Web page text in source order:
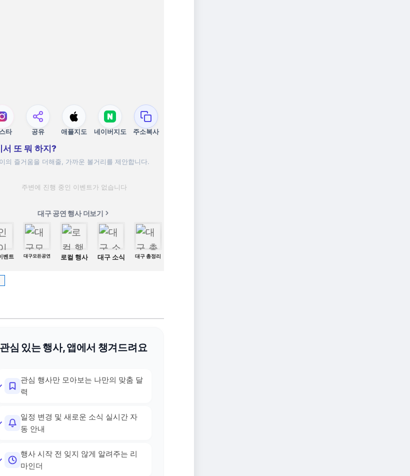
타 공유 애플지도 네이버지도 주소복사
서 또 뭐 하지?
의 즐거움을 더해줄, 가까운 볼거리를 제안합니다.
주변에 진행 중인 이벤트가 없습니다
대구 공연 행사 더보기
벤트 대구모든공연 로컬 행사 대구 소식 대구 총정리
관심 있는 행사, 앱에서 챙겨드려요
관심 행사만 모아보는 나만의 맞춤 달
력
일정 변경 및 새로운 소식 실시간 자
동 안내
행사 시작 전 잊지 않게 알려주는 리
마인더